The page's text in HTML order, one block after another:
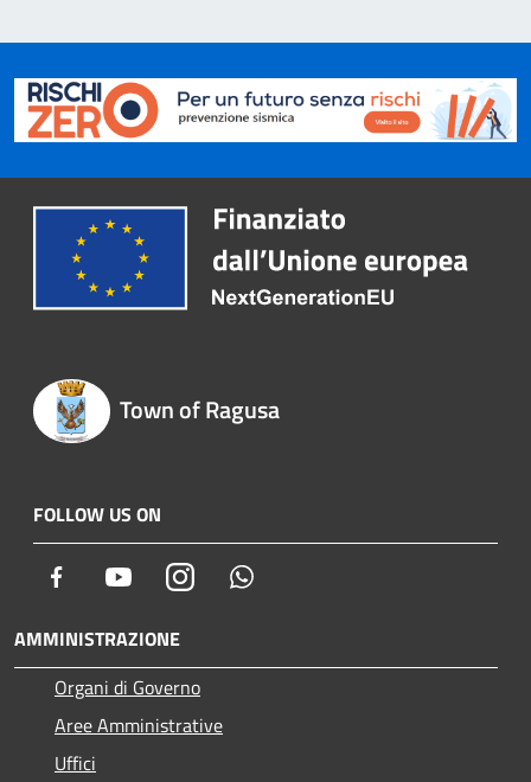
Town of Ragusa
FOLLOW US ON
Facebook YoutubeInstagram
AMMINISTRAZIONE
Organi di Governo
Aree Amministrative
Uffici